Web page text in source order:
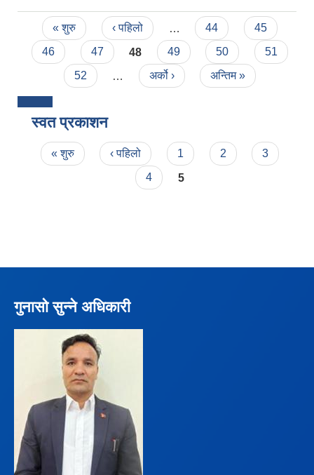
Pages
« शुरु ‹ पहिलो 44
45
46
47 48 49 50
51
52
अर्को › अन्तिम »
स्वत प्रकाशन
Pages
« शुरु ‹ पहिलो 1 2
3
4
5
गुनासो सुन्ने अधिकारी